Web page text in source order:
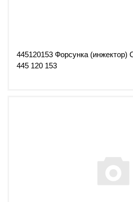
445120153 Форсунка (инжектор)
445 120 153